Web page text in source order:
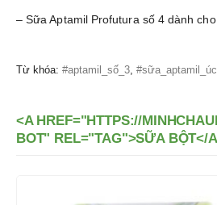
– Sữa Aptamil Profutura số 4 dành
Từ khóa: #aptamil_số_3 #sữa_aptamil_úc
<A HREF="HTTPS://
BOT" REL="TAG">SỮA BỘT</